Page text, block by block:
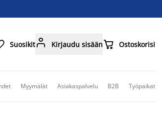
Suosikit Kirjaudu sisään Ostoskorisi
Myymälät Asiakaspalvelu B2B Työpaikat